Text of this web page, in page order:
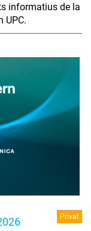
informatius de la
UPC.
Privat